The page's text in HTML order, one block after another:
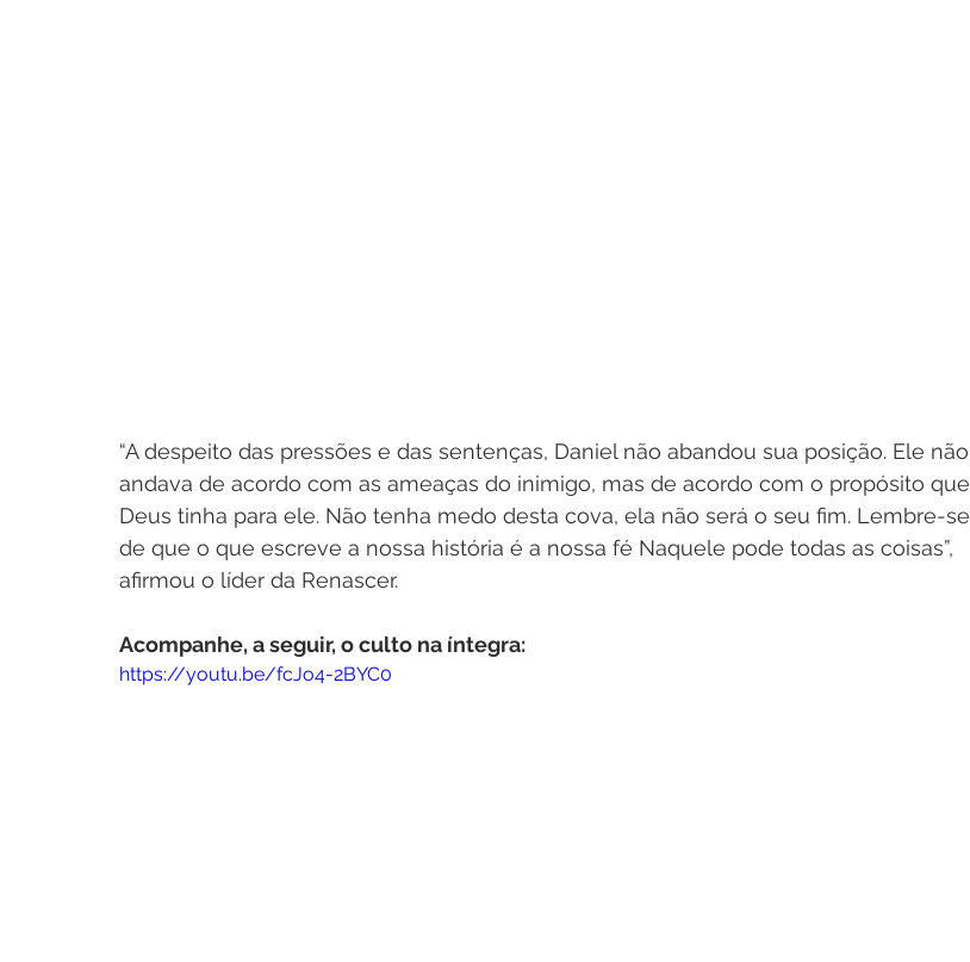
“A despeito das pressões e das sentenças, Daniel não abandou sua posição. Ele não
andava de acordo com as ameaças do inimigo, mas de acordo com o propósito que
Deus tinha para ele. Não tenha medo desta cova, ela não será o seu fim. Lembre-se
de que o que escreve a nossa história é a nossa fé Naquele pode todas as coisas”,
afirmou o líder da Renascer.
Acompanhe, a seguir, o culto na íntegra:
https://youtu.be/fcJo4-2BYC0